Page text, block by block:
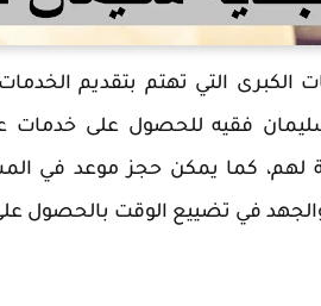
التي تهتم بتقديم الخدمات
سليمان فقيه للحصول على خدمات
لهم، كما يمكن حجز موعد في
في تضييع الوقت بالحصول